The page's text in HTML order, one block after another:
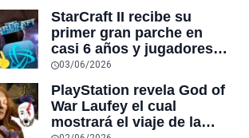
StarCraft II recibe su
primer gran parche en
casi 6 años y jugadores
dicen que es
nuevo”
03/06/2026
PlayStation revela God of
War Laufey el cual
mostrará el viaje de la